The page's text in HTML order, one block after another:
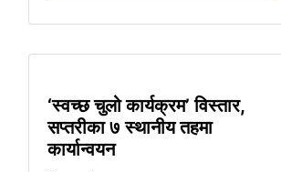
‘स्वच्छ चुलो कार्यक्रम’ विस्तार,
सप्तरीका ७ स्थानीय तहमा
कार्यान्वयन